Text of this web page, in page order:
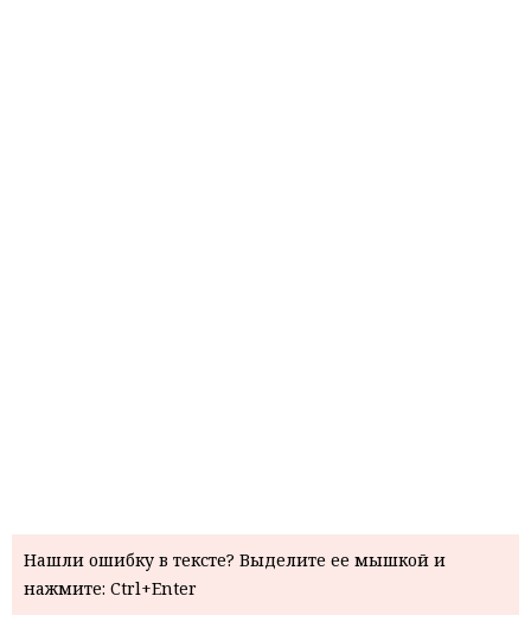
Нашли ошибку в тексте? Выделите ее мышкой и
нажмите: Ctrl+Enter